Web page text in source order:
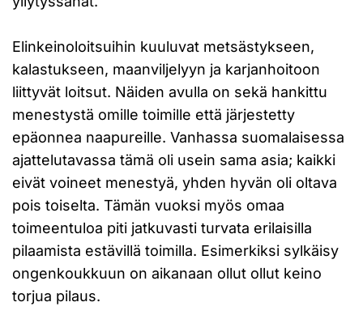
Elinkeinoloitsuihin kuuluvat metsästykseen,
kalastukseen, maanviljelyyn ja karjanhoitoon
liittyvät loitsut. Näiden avulla on sekä hankittu
menestystä omille toimille että järjestetty
epäonnea naapureille. Vanhassa suomalaisessa
ajattelutavassa tämä oli usein sama asia; kaikki
eivät voineet menestyä, yhden hyvän oli oltava
pois toiselta. Tämän vuoksi myös omaa
toimeentuloa piti jatkuvasti turvata erilaisilla
pilaamista estävillä toimilla. Esimerkiksi sylkäisy
ongenkoukkuun on aikanaan ollut ollut keino
torjua pilaus.